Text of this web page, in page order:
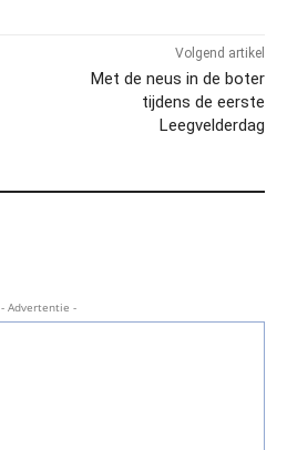
Volgend artikel
Met de neus in de boter
tijdens de eerste
Leegvelderdag
- Advertentie -